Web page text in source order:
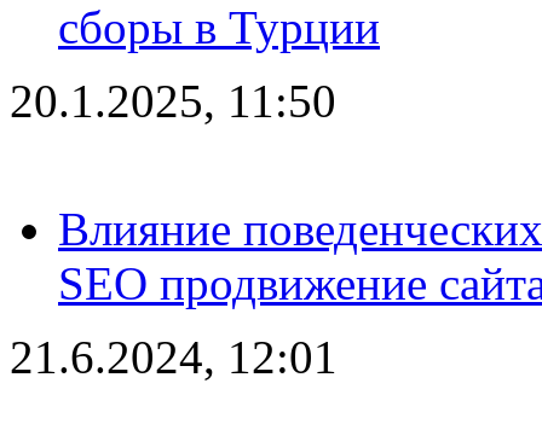
сборы в Турции
20.1.2025, 11:50
Влияние
SEO продвижение
21.6.2024, 12:01